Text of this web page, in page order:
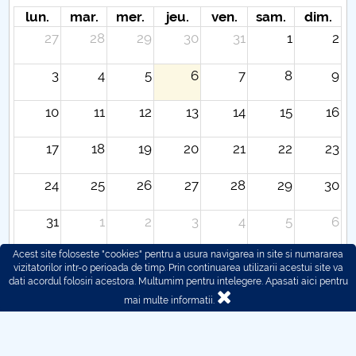
lun. mar. mer. jeu. ven. sam.
dim.
27
28 29 30 31 1 2
3 4 5 6 7 8 9
10 11 12 13 14 15 16
17 18 19 20 21 22 23
24 25 26 27 28 29 30
31 1 2 3 4 5 6
Acest site foloseste "cookies" pentru a usura navigarea in site si numararea
vizitatorilor intr-o perioada de timp. Prin continuarea utilizarii acestui site va
dati acordul folosiri acestora. Multumim pentru intelegere. Apasati aici pentru
mai multe informatii.